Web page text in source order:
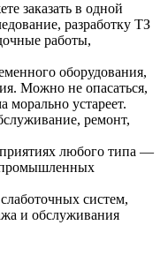
заказать в одной
разработку ТЗ
работы,
оборудования,
Можно не опасаться,
морально устареет.
ремонт,
любого типа —
систем,
и обслуживания